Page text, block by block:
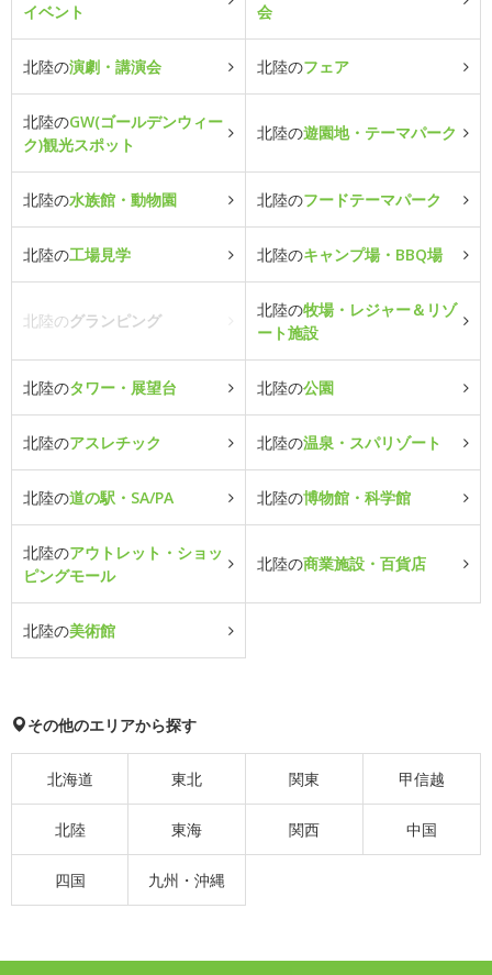
イベント
会
北陸の演劇・講演会 北陸のフェア
北陸のGW(ゴールデンウィー
ク)観光スポット
北陸の遊園地・テーマパーク
北陸の水族館・動物園 北陸のフードテーマパーク
北陸の工場見学 北陸のキャンプ場・BBQ場
北陸のグランピング
北陸の牧場・レジャー＆リゾ
ート施設
北陸のタワー・展望台 北陸の公園
北陸のアスレチック 北陸の温泉・スパリゾート
北陸の道の駅・SA/PA 北陸の博物館・科学館
北陸のアウトレット・ショッ
ピングモール
北陸の商業施設・百貨店
北陸の美術館
その他のエリアから探す
北海道 東北 関東 甲信越
北陸 東海 関西 中国
四国 九州・沖縄